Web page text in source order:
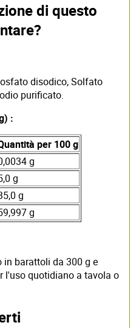
di questo
disodico, Solfato
purificato.
:
per 100 g
g
g
g
g
in barattoli da 300 g e
l'uso quotidiano a tavola o